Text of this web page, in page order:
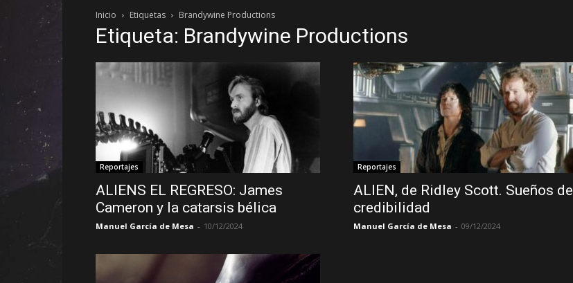
género
fantástico.
Inicio Etiquetas Brandywine Productions
Etiqueta: Brandywine Productions
Reportajes
ALIENS EL REGRESO: James
Cameron y la catarsis bélica
Manuel García de Mesa - 10/12/2024
Reportajes
ALIEN, de Ridley Scott. Sueños de
credibilidad
Manuel García de Mesa - 09/12/2024